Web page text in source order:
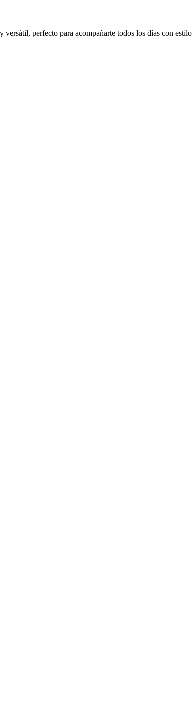
perfecto para acompañarte todos los días con